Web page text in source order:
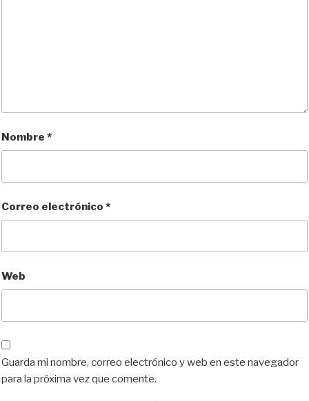
Nombre *
Correo electrónico *
Web
Guarda mi nombre, correo electrónico y web en este navegador
para la próxima vez que comente.